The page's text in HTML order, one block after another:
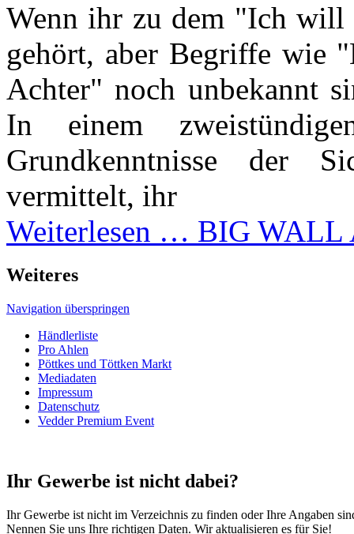
Wenn ihr zu dem "Ich will
gehört, aber Begriffe wie
Achter" noch unbekannt
In einem
Grundkenntnisse der
vermittelt, ihr
Weiterlesen … BIG WALL
Weiteres
Navigation überspringen
Händlerliste
Pro Ahlen
Pöttkes und Töttken Markt
Mediadaten
Impressum
Datenschutz
Vedder Premium Event
Ihr Gewerbe ist nicht dabei?
Ihr Gewerbe ist nicht im Verzeichnis zu finden oder Ihre Angaben
Nennen Sie uns Ihre richtigen Daten. Wir aktualisieren es für Sie!